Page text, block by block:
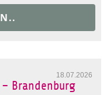
18.07.2026
Brandenburg